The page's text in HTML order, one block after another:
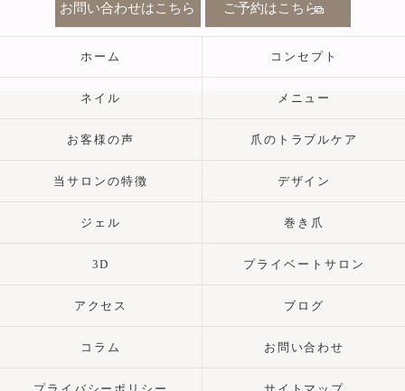
お問い合わせはこちら ご予約はこちら
ホーム コンセプト
ネイル メニュー
お客様の声 爪のトラブルケア
当サロンの特徴 デザイン
ジェル 巻き爪
3D プライベートサロン
アクセス ブログ
コラム お問い合わせ